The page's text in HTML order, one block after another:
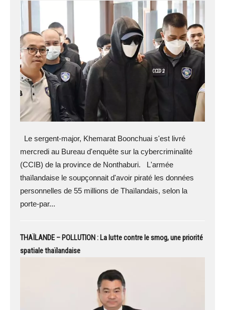
Le sergent-major, Khemarat Boonchuai s'est livré
mercredi au Bureau d'enquête sur la cybercriminalité
(CCIB) de la province de Nonthaburi. L'armée
thaïlandaise le soupçonnait d'avoir piraté les données
personnelles de 55 millions de Thaïlandais, selon la
porte-par...
THAÏLANDE – POLLUTION : La lutte contre le smog, une priorité
spatiale thaïlandaise